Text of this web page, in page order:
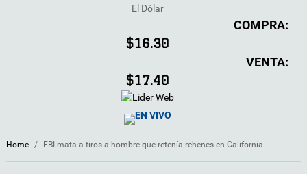
El Dólar
COMPRA:
$16.30
VENTA:
$17.40
EN VIVO
Home / FBI mata a tiros a hombre que retenía rehenes en California